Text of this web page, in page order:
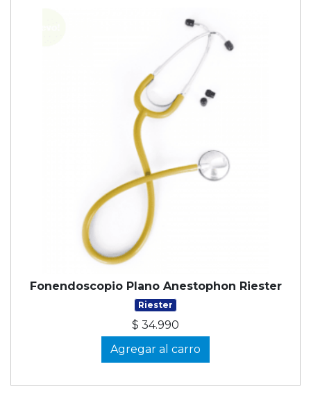
Fonendoscopio Plano Anestophon Riester
Riester
$ 34.990
Agregar al carro